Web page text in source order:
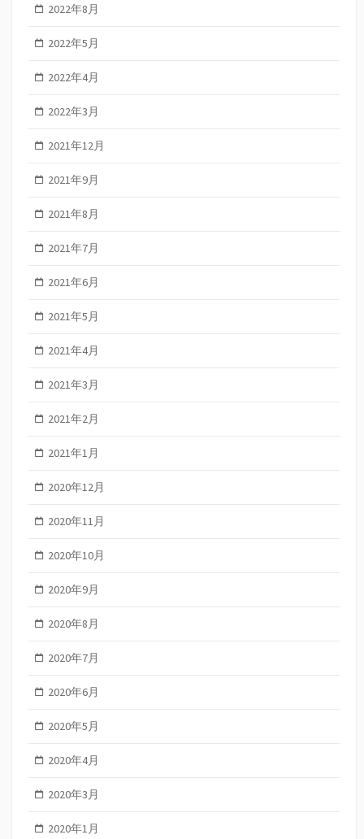
2022年8月
2022年5月
2022年4月
2022年3月
2021年12月
2021年9月
2021年8月
2021年7月
2021年6月
2021年5月
2021年4月
2021年3月
2021年2月
2021年1月
2020年12月
2020年11月
2020年10月
2020年9月
2020年8月
2020年7月
2020年6月
2020年5月
2020年4月
2020年3月
2020年1月